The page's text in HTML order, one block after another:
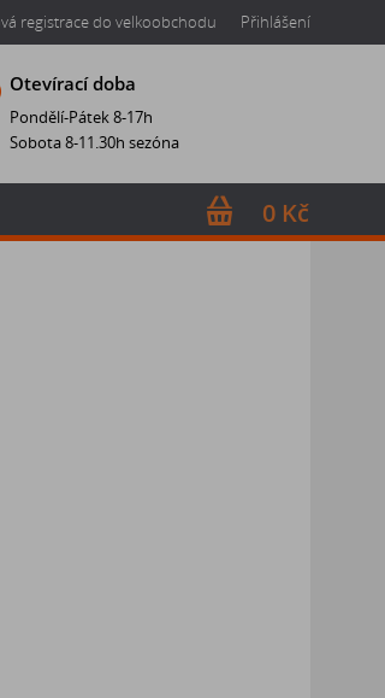
registrace do velkoobchodu Přihlášení
Otevírací doba
Pondělí-Pátek 8-17h
Sobota 8-11.30h sezóna
0 Kč